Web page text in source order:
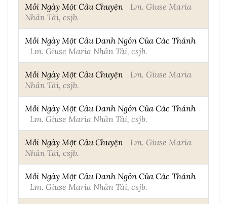
Mỗi Ngày Một Câu Chuyện
Lm. Giuse Maria
Nhân Tài, csjb.
Mỗi Ngày Một Câu Danh Ngôn Của Các Thánh
Lm. Giuse Maria Nhân Tài, csjb.
Mỗi Ngày Một Câu Chuyện
Lm. Giuse Maria
Nhân Tài, csjb.
Mỗi Ngày Một Câu Danh Ngôn Của Các Thánh
Lm. Giuse Maria Nhân Tài, csjb.
Mỗi Ngày Một Câu Chuyện
Lm. Giuse Maria
Nhân Tài, csjb.
Mỗi Ngày Một Câu Danh Ngôn Của Các Thánh
Lm. Giuse Maria Nhân Tài, csjb.